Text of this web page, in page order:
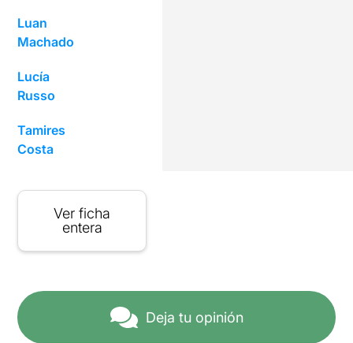
Luan
Machado
Lucía
Russo
Tamires
Costa
Ver ficha
entera
Deja tu opinión